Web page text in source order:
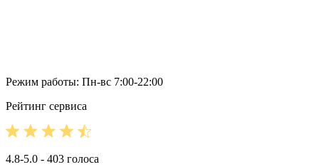
Режим работы: Пн-вс 7:00-22:00
Рейтинг сервиса
4.8-5.0 - 403 голоса